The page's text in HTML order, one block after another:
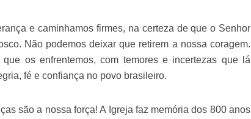
e caminhamos firmes, na certeza de que o Senhor
Não podemos deixar que retirem a nossa coragem.
os enfrentemos, com temores e incertezas que lá
fé e confiança no povo brasileiro.
são a nossa força! A Igreja faz memória dos 800 anos